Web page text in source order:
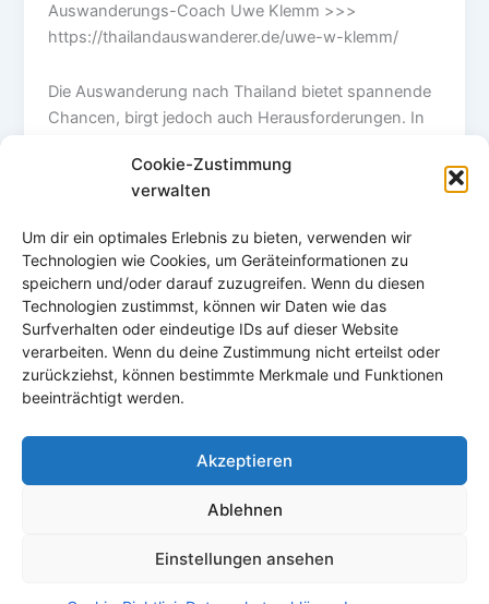
Cookie-Zustimmung
verwalten
Um dir ein optimales Erlebnis zu bieten, verwenden wir
Technologien wie Cookies, um Geräteinformationen zu
speichern und/oder darauf zuzugreifen. Wenn du diesen
Technologien zustimmst, können wir Daten wie das
Surfverhalten oder eindeutige IDs auf dieser Website
verarbeiten. Wenn du deine Zustimmung nicht erteilst oder
zurückziehst, können bestimmte Merkmale und Funktionen
beeinträchtigt werden.
Akzeptieren
Ablehnen
Einstellungen ansehen
Auswanderungs-Coach Uwe Klemm >>>
https://thailandauswanderer.de/uwe-w-klemm/
Die Auswanderung nach Thailand bietet spannende
Chancen, birgt jedoch auch Herausforderungen. In
Informationen, Tipps und Erfolgsgeschichten von
Menschen, die den Schritt bereits gewagt haben.
mache dir die vielen Vorzüge des Lebens in Thailand
zunutze.”